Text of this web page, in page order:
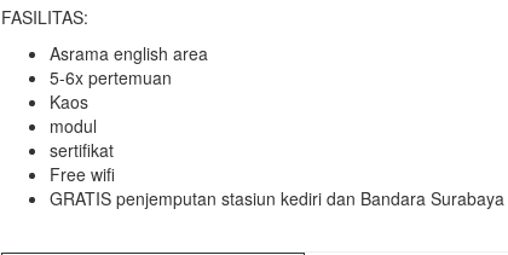
FASILITAS:
Asrama english area
5-6x pertemuan
Kaos
modul
sertifikat
Free wifi
GRATIS penjemputan stasiun kediri dan Bandara Surabaya